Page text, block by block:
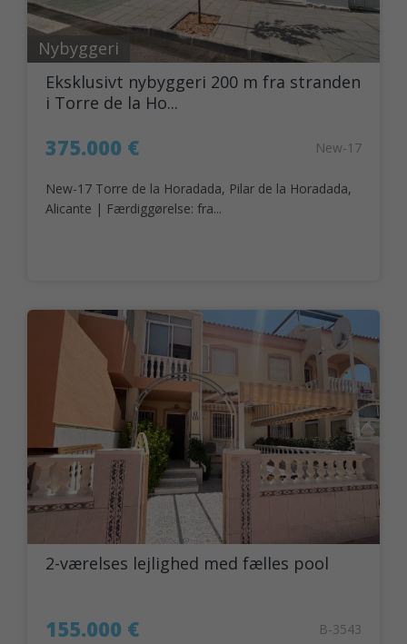
Nybyggeri
Eksklusivt nybyggeri 200 m fra stranden
i Torre de la Ho...
375.000 € New-17
New-17 Torre de la Horadada, Pilar de la Horadada,
Alicante | Færdiggørelse: fra...
2-værelses lejlighed med fælles pool
155.000 € B-3543